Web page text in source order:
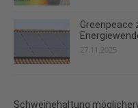
Greenpeace
27.11.2025
Schweinehaltung